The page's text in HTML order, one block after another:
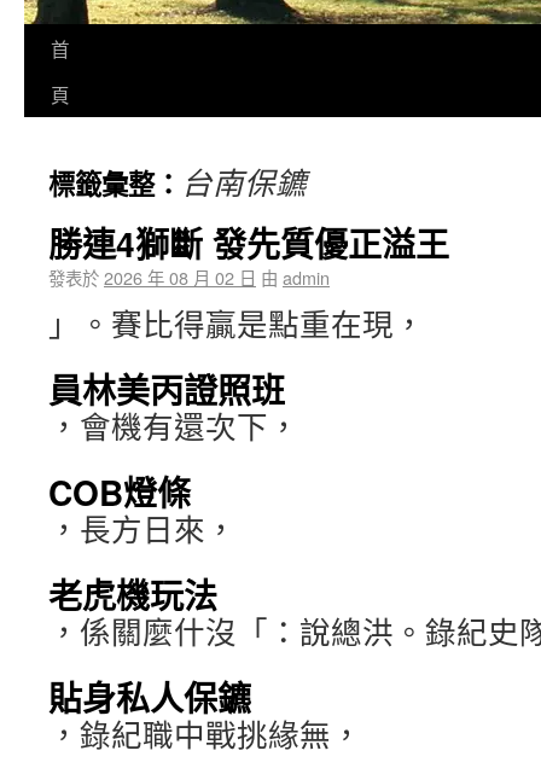
首
頁
標籤彙整： 台南保鑣
勝連4獅斷 發先質優正溢王
發表於2026 年 08 月 02 日 由 admin
」。賽比得贏是點重在現，
員林美丙證照班
，會機有還次下，
COB燈條
，長方日來，
老虎機玩法
，係關麼什沒「：說總洪。錄紀史
貼身私人保鑣
，錄紀職中戰挑緣無，